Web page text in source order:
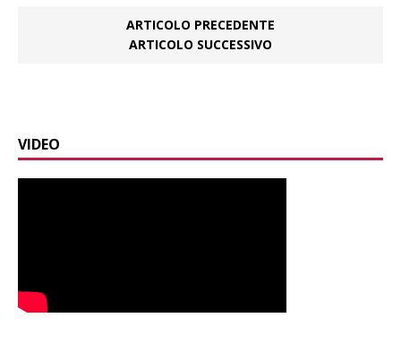
ARTICOLO PRECEDENTE
ARTICOLO SUCCESSIVO
VIDEO